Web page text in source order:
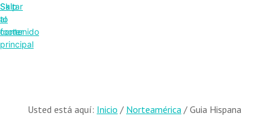
Saltar
al
contenido
principal
Skip
to
footer
Usted está aquí: Inicio / Norteamérica / Guia Hispana